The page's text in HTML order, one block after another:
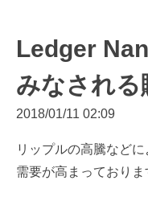
Ledger
みなされる
2018/01/11 02:09
リップルの高騰など
需要が高まっておりま